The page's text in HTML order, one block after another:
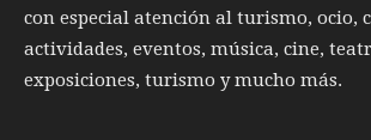
con especial atención al turismo, ocio,
actividades, eventos, música, cine,
exposiciones, turismo y mucho más.